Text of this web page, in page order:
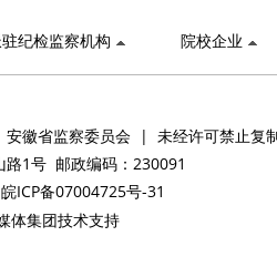
纪检监察机构 院校企业
徽省监察委员会 | 未经许可禁止复
路1号 邮政编码：230091
皖ICP备07004725号-31
体集团技术支持